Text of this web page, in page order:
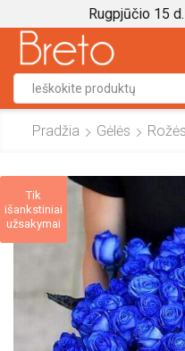
Rugpjūčio 15
Pradžia Gėlės Rožės
Tik
išankstiniai
užsakymai